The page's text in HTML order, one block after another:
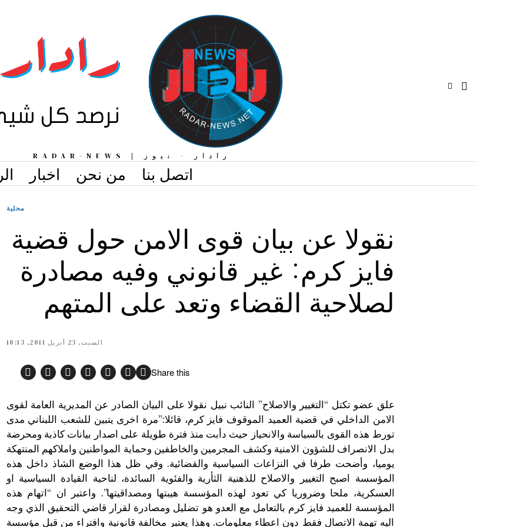
رادار - نيوز | RADAR-NEWS
اخبار من نحن اتصل بنا
محلية
نقولا عن بيان قوى الامن حول قضية
فايز كرم: غير قانوني وفيه مصادرة
لصلاحية القضاء وتعد على المتهم
السبت, 23 أبريل 2011, 10:13
Share this
علق عضو تكتل “التغيير والاصلاح” النائب نبيل نقولا على البيان الصادر عن المديرية العامة لقوى
الامن الداخلي في قضية العميد الموقوف فايز كرم، قائلا:”مرة اخرى يتبين للشعب اللبناني مدى
تورط هذه القوى بالسياسة والانحياز حيث دأبت منذ فترة طويلة على اصدار بيانات كاذبة ومحرضة
بدل الانصراف للشؤون الامنية وكشف المجرمين والخاطفين وحماية المواطنين واملاكهم المنتهكة
يوميا، وأضحت طرفا في النزاعات السياسية والقضائية. وفي ظل هذا الوضع الشاذ داخل هذه
المؤسسة اصبح التغيير والاصلاح للذهنية الثأرية والفئوية السائدة، لناحية القيادة السياسية او
العسكرية، ملحا وضروريا كي تعود لهذه المؤسسة هيبتها ومصداقيتها”. واعتبر ان “اتهام هذه
المؤسسة للعميد فايز كرم بالتعامل مع العدو هو تضليل ومصادرة لقرار قاضي التحقيق الذي وجه
اليه تهمة الاتصال فقط دون اعطاء معلومات. وهذا يعتبر مخالفة قانونية وافتراء من قبل مؤسسة